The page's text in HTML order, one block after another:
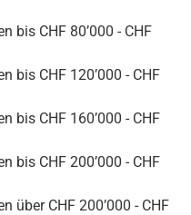
bis CHF 80’000 - CHF
bis CHF 120’000 - CHF
bis CHF 160’000 - CHF
bis CHF 200’000 - CHF
über CHF 200’000 - CHF